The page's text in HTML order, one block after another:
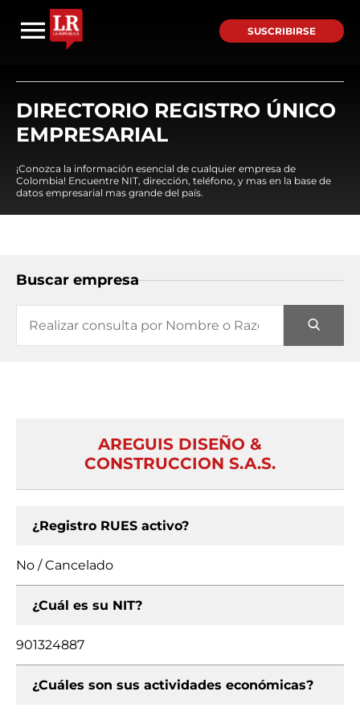
SUSCRIBIRSE
DIRECTORIO REGISTRO ÚNICO
EMPRESARIAL
¡Conozca la información esencial de cualquier empresa de
Colombia! Encuentre NIT, dirección, teléfono, y mas en la base de
datos empresarial mas grande del país.
Buscar empresa
AREGUIS DISEÑO &
CONSTRUCCION S.A.S.
¿Registro RUES activo?
No / Cancelado
¿Cuál es su NIT?
901324887
¿Cuáles son sus actividades económicas?